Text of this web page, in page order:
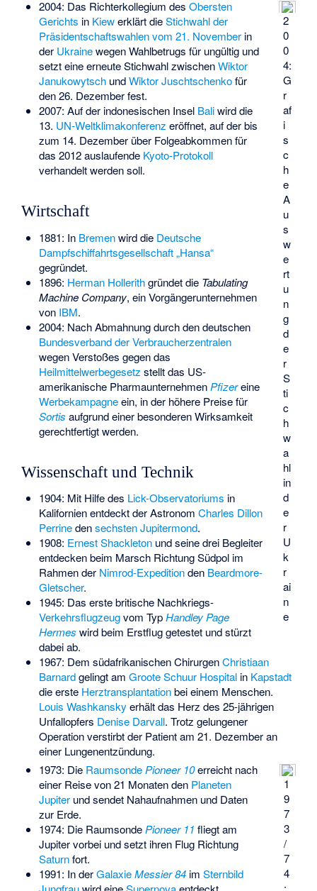
2
0
0
4:
G
r
af
i
s
c
h
e
A
u
s
w
e
rt
u
n
g
d
e
r
S
ti
c
h
w
a
hl
in
d
e
r
U
k
r
ai
n
e
2004: Das Richterkollegium des Obersten
Gerichts in Kiewerklärt dieStichwahl der
Präsidentschaftswahlen vom 21. Novemberin
der Ukrainewegen Wahlbetrugs für ungültig und
setzt eine erneute Stichwahl zwischenWiktor
JanukowytschundWiktor Juschtschenkofür
den 26. Dezember fest.
2007: Auf der indonesischen Insel Baliwird die
13. UN-Weltklimakonferenz eröffnet, auf der bis
zum 14. Dezember über Folgeabkommen für
das 2012 auslaufende Kyoto-Protokoll
verhandelt werden soll.
Wirtschaft
1881: In Bremenwird die Deutsche
Dampfschiffahrtsgesellschaft „Hansa“
gegründet.
1896: Herman Hollerithgründet die Tabulating
Machine Company, ein Vorgängerunternehmen
von IBM.
2004: Nach Abmahnung durch den deutschen
Bundesverband der Verbraucherzentralen
wegen Verstoßes gegen das
Heilmittelwerbegesetz stellt das US-
amerikanische Pharmaunternehmen Pfizereine
Werbekampagneein, in der höhere Preise für
Sortis aufgrund einer besonderen Wirksamkeit
gerechtfertigt werden.
Wissenschaft und Technik
1904: Mit Hilfe des Lick-Observatoriums in
Kalifornien entdeckt der Astronom Charles Dillon
Perrinedensechsten Jupitermond.
1908: Ernest Shackletonund seine drei Begleiter
entdecken beim Marsch Richtung Südpol im
Rahmen der Nimrod-Expeditionden Beardmore-
Gletscher.
1945: Das erste britische Nachkriegs-
Verkehrsflugzeugvom TypHandley Page
Hermes wird beim Erstflug getestet und stürzt
dabei ab.
1967: Dem südafrikanischen ChirurgenChristiaan
Barnardgelingt am Groote Schuur Hospitalin Kapstadt
die erste Herztransplantationbei einem Menschen.
Louis Washkansky erhält das Herz des 25-jährigen
Unfallopfers Denise Darvall. Trotz gelungener
Operation verstirbt der Patient am 21. Dezember an
einer Lungenentzündung.
1
9
7
3
/
7
4
:
1973: Die Raumsonde Pioneer 10erreicht nach
einer Reise von 21 Monaten den Planeten
Jupiterund sendet Nahaufnahmen und Daten
zur Erde.
1974: Die Raumsonde Pioneer 11 fliegt am
Jupiter vorbei und setzt ihren Flug Richtung
Saturnfort.
1991: In derGalaxie Messier 84im Sternbild